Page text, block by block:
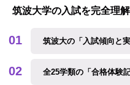
筑波大学の入試を完全理
筑波大の「入試傾向と
全25学類の「合格体験